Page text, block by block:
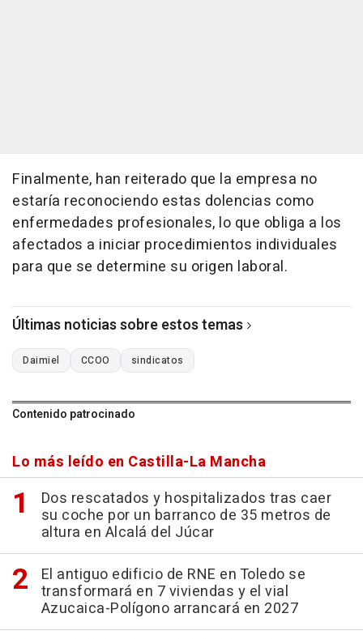
Finalmente, han reiterado que la empresa no
estaría reconociendo estas dolencias como
enfermedades profesionales, lo que obliga a los
afectados a iniciar procedimientos individuales
para que se determine su origen laboral.
Últimas noticias sobre estos temas
Daimiel CCOO sindicatos
Contenido patrocinado
Lo más leído en Castilla-La Mancha
Dos rescatados y hospitalizados tras caer
su coche por un barranco de 35 metros de
altura en Alcalá del Júcar
El antiguo edificio de RNE en Toledo se
transformará en 7 viviendas y el vial
Azucaica-Polígono arrancará en 2027